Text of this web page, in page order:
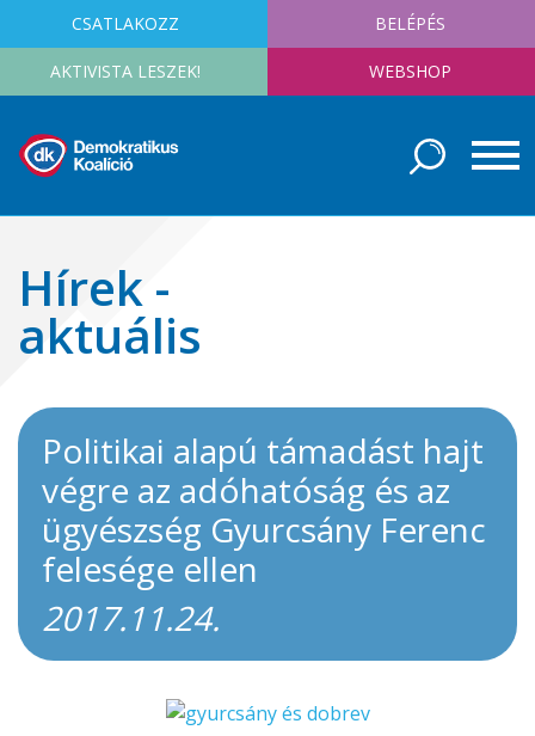
CSATLAKOZZ BELÉPÉS
AKTIVISTA LESZEK! WEBSHOP
Hírek -
aktuális
Politikai alapú támadást hajt
végre az adóhatóság és az
ügyészség Gyurcsány Ferenc
felesége ellen
2017.11.24.